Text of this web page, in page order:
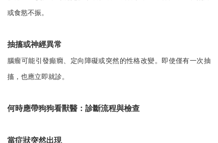
或食慾不振。
抽搐或神經異常
腦瘤可能引發癲癇、定向障礙或突然的性格改變。即使僅有一次抽
搐，也應立即就診。
何時應帶狗狗看獸醫：診斷流程與檢查
當症狀突然出現